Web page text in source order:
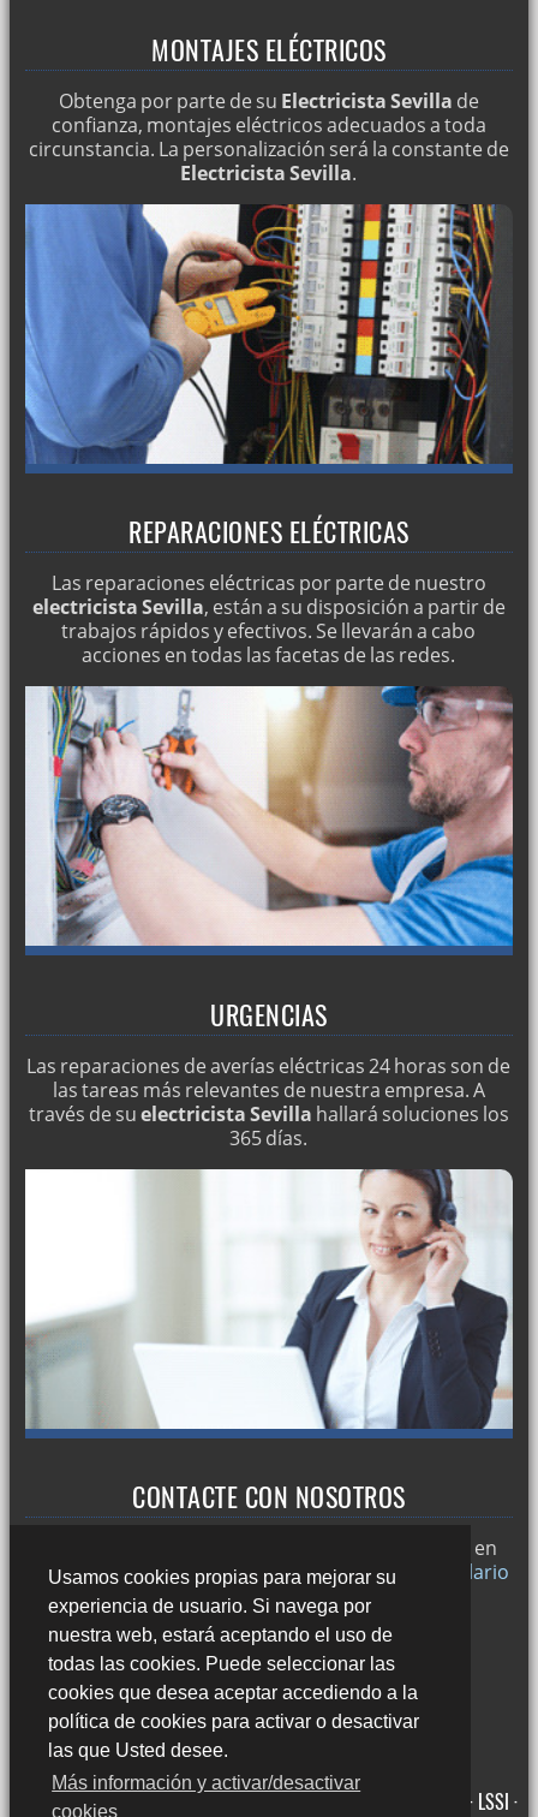
Usamos cookies propias para mejorar su
experiencia de usuario. Si navega por
nuestra web, estará aceptando el uso de
todas las cookies. Puede seleccionar las
cookies que desea aceptar accediendo a la
política de cookies para activar o desactivar
las que Usted desee.
Más información y activar/desactivar
cookies
MONTAJES ELÉCTRICOS
Obtenga por parte de su Electricista Sevilla de
confianza, montajes eléctricos adecuados a toda
circunstancia. La personalización será la constante de
Electricista Sevilla.
REPARACIONES ELÉCTRICAS
Las reparaciones eléctricas por parte de nuestro
electricista Sevilla, están a su disposición a partir de
trabajos rápidos y efectivos. Se llevarán a cabo
acciones en todas las facetas de las redes.
URGENCIAS
Las reparaciones de averías eléctricas 24 horas son de
las tareas más relevantes de nuestra empresa. A
través de suelectricista Sevilla hallará soluciones los
365 días.
CONTACTE CON NOSOTROS
y si desea puede ponerse en
contacto con nosotros a través de nuestro
formulario
de contacto o llamándonos al:
678 49 45 44
Avda. Averroes, 8 Edificio Acrópolis, Bajo 41020 Sevilla ·
Aviso legal · LSSI ·